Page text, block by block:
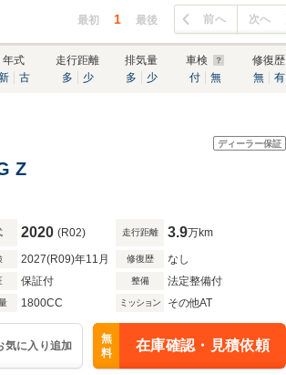
最初 1 最後 前へ 次へ
年式
古
走行距離
多
少
排気量
多
少
車検
付
無
修復歴
無
有
ディーラー保証
Z
2020 (R02) 走行距離 3.9万km
2027(R09)年11月 修復歴 なし
保証付 整備 法定整備付
1800CC ミッション その他AT
気に入り追加
無
料
在庫確認・見積依頼